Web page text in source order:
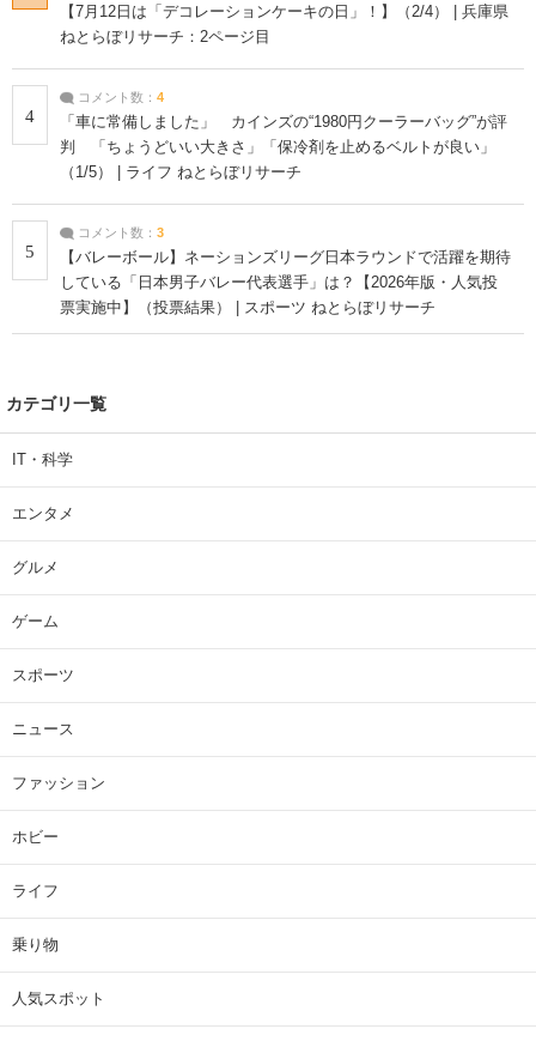
【7月12日は「デコレーションケーキの日」！】（2/4） | 兵庫県
ねとらぼリサーチ：2ページ目
4
コメント数： 4
「車に常備しました」 カインズの“1980円クーラーバッグ”が評
判 「ちょうどいい大きさ」「保冷剤を止めるベルトが良い」
（1/5） | ライフ ねとらぼリサーチ
5
コメント数： 3
【バレーボール】ネーションズリーグ日本ラウンドで活躍を期待
している「日本男子バレー代表選手」は？【2026年版・人気投
票実施中】（投票結果） | スポーツ ねとらぼリサーチ
カテゴリ一覧
IT・科学
エンタメ
グルメ
ゲーム
スポーツ
ニュース
ファッション
ホビー
ライフ
乗り物
人気スポット